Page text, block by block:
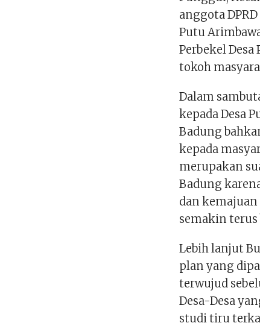
anggota
Putu
Perbekel Desa
tokoh
Dalam
kepada Desa
Badung
kepada
merupakan
Badung
dan
semakin terus
Lebih lanjut
plan yang
terwujud
Desa-Desa
studi tiru